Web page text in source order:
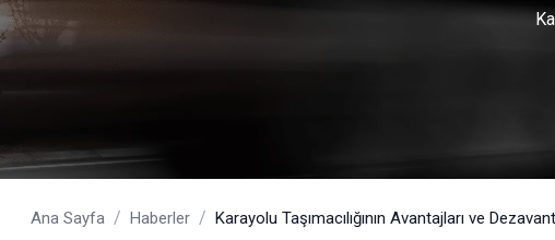
Ana Sayfa / Haberler / Karayolu Taşımacılığının Avantajları ve